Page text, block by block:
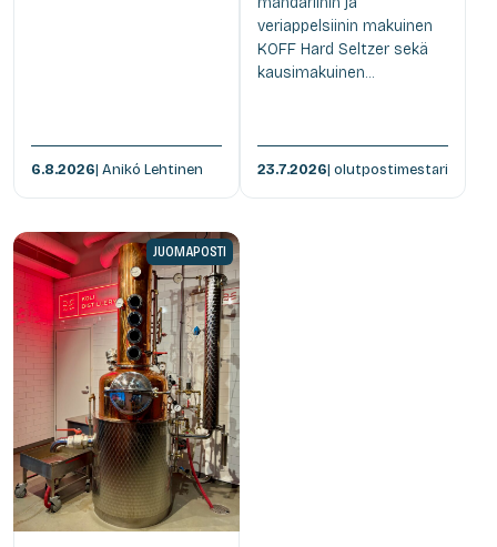
6.8.2026| Anikó Lehtinen
veriappelsiinin makuinen
KOFF Hard Seltzer sekä
kausimakuinen...
23.7.2026| olutpostimestari
JUOMAPOSTI